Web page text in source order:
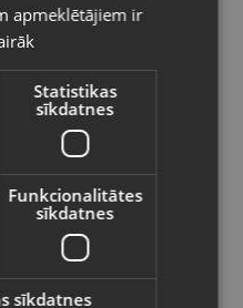
izvēlētajā
apmeklētājiem ir
Statistikas
sīkdatnes
Funkcionalitātes
sīkdatnes
sīkdatnes